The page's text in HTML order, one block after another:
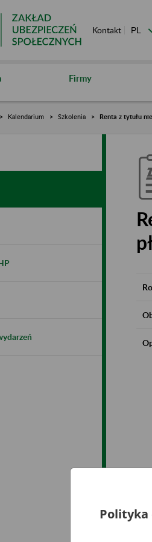
Kontakt
Firmy
Kalendarium Szkolenia Renta z tytułu
Polityka